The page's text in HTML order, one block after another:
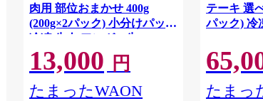
肉用 部位おまかせ 400g
(200g×2パック) 小分けパック
冷凍 牛肉 アンガス牛
13,000 円
たまったWAON
テーキ 選
パ
たまっ